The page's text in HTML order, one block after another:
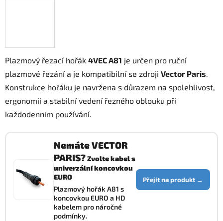
Plazmový řezací hořák 4VEC A81 je určen pro ruční
plazmové řezání a je kompatibilní se zdroji Vector Paris.
Konstrukce hořáku je navržena s důrazem na spolehlivost,
ergonomii a stabilní vedení řezného oblouku při
každodenním používání.
Nemáte VECTOR
PARIS?Zvolte kabel s
univerzální koncovkou
EURO
Plazmový hořák A81 s
koncovkou EURO a HD
kabelem pro náročné
podmínky.
Přejít na produkt →